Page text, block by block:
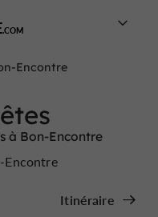
Encontre
à Bon-Encontre
Encontre
Itinéraire